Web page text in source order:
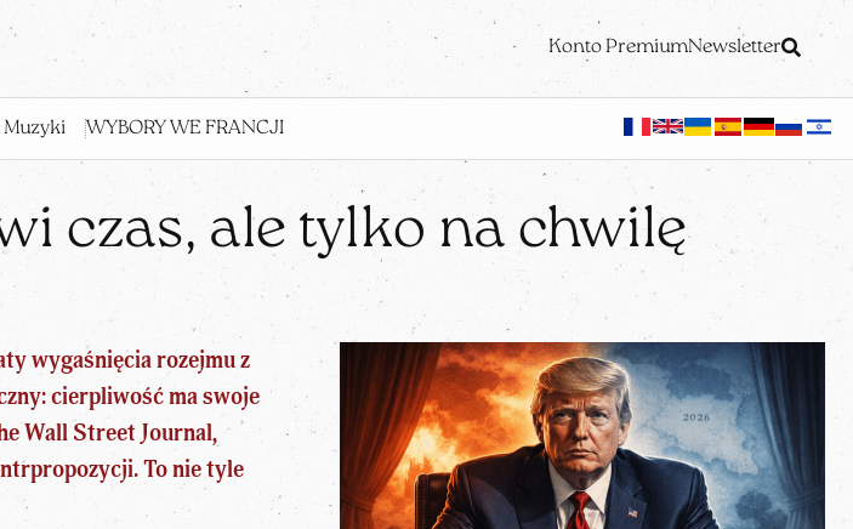
Konto PremiumNewsletter
Muzyki WYBORY WE FRANCJI
czas, ale tylko na chwilę
wygaśnięcia rozejmu z
cierpliwość ma swoje
Wall Street Journal,
To nie tyle